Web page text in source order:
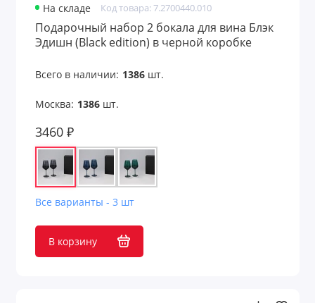
На складе Код товара: 7.2700440.010
Подарочный набор 2 бокала для вина Блэк
Эдишн (Black edition) в черной коробке
Всего в наличии: 1386шт.
Москва: 1386шт.
3460 ₽
Все варианты - 3 шт
В корзину